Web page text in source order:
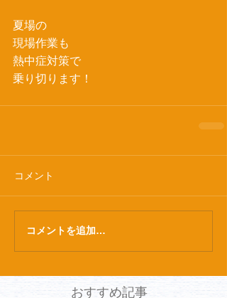
夏場の
現場作業も
熱中症対策で
乗り切ります！
コメント
コメントを追加…
おすすめ記事